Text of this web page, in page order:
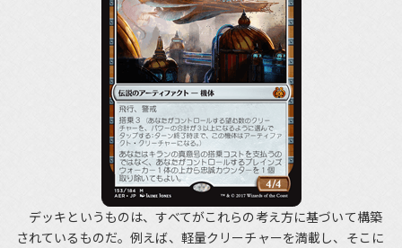
デッキというものは、すべてがこれらの考え方に基づいて構築
されているものだ。例えば、軽量クリーチャーを満載し、そこに